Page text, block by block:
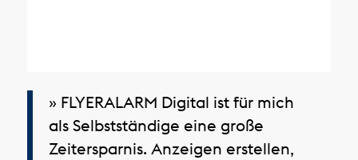
» FLYERALARM Digital ist für mich
als Selbstständige eine große
Zeitersparnis. Anzeigen erstellen,